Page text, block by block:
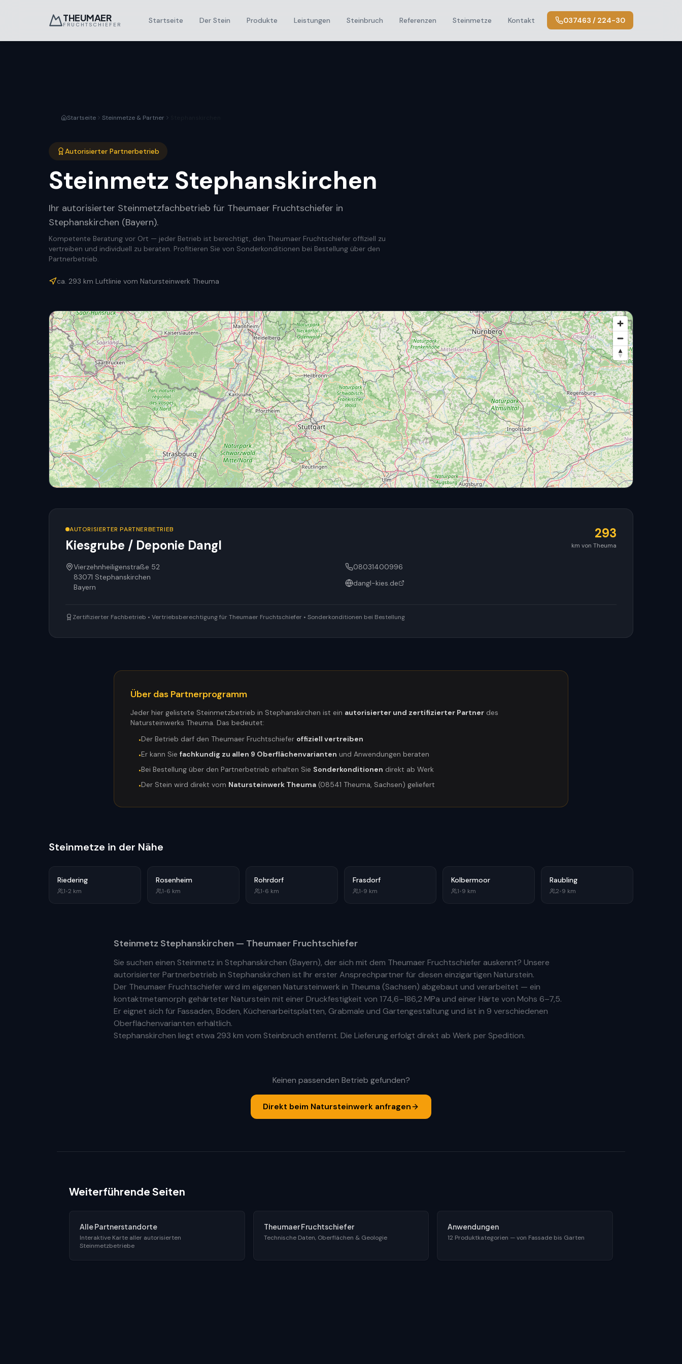
THEUMAER
FRUCHTSCHIEFER Startseite Der Stein Produkte Leistungen Steinbruch Referenzen Steinmetze Kontakt 037463 / 224-30
Startseite Steinmetze & Partner
Autorisierter Partnerbetrieb
Steinmetz Stephanskirchen
Ihr autorisierter Steinmetzfachbetrieb für Theumaer Fruchtschiefer in
Stephanskirchen (Bayern).
Kompetente Beratung vor Ort — jeder Betrieb ist berechtigt, den Theumaer Fruchtschiefer offiziell zu
vertreiben und individuell zu beraten. Profitieren Sie von Sonderkonditionen bei Bestellung über den
Partnerbetrieb.
ca. 293 km Luftlinie vom Natursteinwerk Theuma
AUTORISIERTER PARTNERBETRIEB
Kiesgrube / Deponie Dangl
293
km von Theuma
Vierzehnheiligenstraße 52
83071 Stephanskirchen
Bayern
08031400996
dangl-kies.de
Zertifizierter Fachbetrieb • Vertriebsberechtigung für Theumaer Fruchtschiefer • Sonderkonditionen bei Bestellung
Über das Partnerprogramm
Jeder hier gelistete Steinmetzbetrieb in Stephanskirchen ist ein autorisierter und zertifizierter Partner des
Natursteinwerks Theuma. Das bedeutet:
•Der Betrieb darf den Theumaer Fruchtschiefer offiziell vertreiben
•Er kann Sie fachkundig zu allen 9 Oberflächenvarianten und Anwendungen beraten
•Bei Bestellung über den Partnerbetrieb erhalten Sie Sonderkonditionen direkt ab Werk
•Der Stein wird direkt vom Natursteinwerk Theuma (08541 Theuma, Sachsen) geliefert
Steinmetze in der Nähe
Riedering
1•2 km
Rosenheim
1•6 km
Rohrdorf
1•6 km
Frasdorf
1•9 km
Kolbermoor
1•9 km
Raubling
2•9 km
Steinmetz Stephanskirchen — Theumaer Fruchtschiefer
Sie suchen einen Steinmetz in Stephanskirchen (Bayern), der sich mit dem Theumaer Fruchtschiefer auskennt? Unsere
autorisierter Partnerbetrieb in Stephanskirchen ist Ihr erster Ansprechpartner für diesen einzigartigen Naturstein.
Der Theumaer Fruchtschiefer wird im eigenen Natursteinwerk in Theuma (Sachsen) abgebaut und verarbeitet — ein
kontaktmetamorph gehärteter Naturstein mit einer Druckfestigkeit von 174,6–186,2 MPa und einer Härte von Mohs 6–7,5.
Er eignet sich für Fassaden, Böden, Küchenarbeitsplatten, Grabmale und Gartengestaltung und ist in 9 verschiedenen
Oberflächenvarianten erhältlich.
Stephanskirchen liegt etwa 293 km vom Steinbruch entfernt. Die Lieferung erfolgt direkt ab Werk per Spedition.
Keinen passenden Betrieb gefunden?
Direkt beim Natursteinwerk anfragen
Weiterführende Seiten
Alle Partnerstandorte
Interaktive Karte aller autorisierten
Steinmetzbetriebe
Theumaer Fruchtschiefer
Technische Daten, Oberflächen & Geologie
Anwendungen
12 Produktkategorien — von Fassade bis Garten